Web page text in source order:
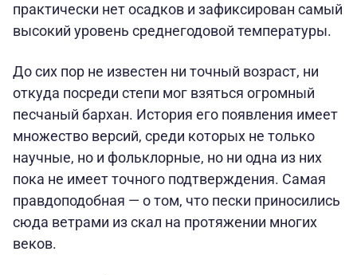
практически нет осадков и зафиксирован самый
высокий уровень среднегодовой температуры.
До сих пор не известен ни точный возраст, ни
откуда посреди степи мог взяться огромный
песчаный бархан. История его появления имеет
множество версий, среди которых не только
научные, но и фольклорные, но ни одна из них
пока не имеет точного подтверждения. Самая
правдоподобная — о том, что пески приносились
сюда ветрами из скал на протяжении многих
веков.